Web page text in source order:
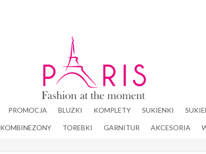
PROMOCJA BLUZKI KOMPLETY SUKIENKI
KOMBINEZONY TOREBKI GARNITUR AKCESORIA